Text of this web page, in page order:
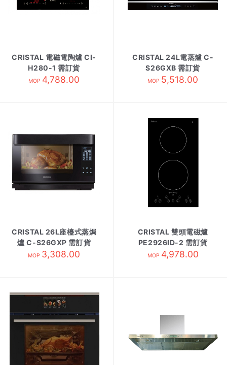
CRISTAL 電磁電陶爐 CI-
H280-1 需訂貨
MOP 4,788.00
CRISTAL 24L電蒸爐 C-
S26GXB 需訂貨
MOP 5,518.00
CRISTAL 26L座檯式蒸焗
爐 C-S26GXP 需訂貨
MOP 3,308.00
CRISTAL 雙頭電磁爐
PE2926ID-2 需訂貨
MOP 4,978.00